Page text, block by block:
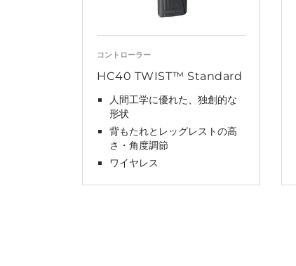
コントローラー
HC40 TWIST™ Standard
人間工学に優れた、独創的な
形状
背もたれとレッグレストの高
さ・角度調節
ワイヤレス